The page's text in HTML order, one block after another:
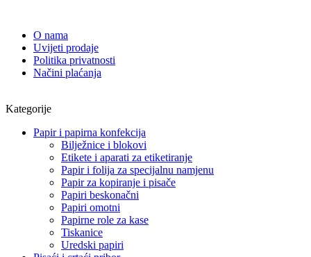
O nama
Uvijeti prodaje
Politika privatnosti
Načini plaćanja
Kategorije
Papir i papirna konfekcija
Bilježnice i blokovi
Etikete i aparati za etiketiranje
Papir i folija za specijalnu namjenu
Papir za kopiranje i pisače
Papiri beskonačni
Papiri omotni
Papirne role za kase
Tiskanice
Uredski papiri